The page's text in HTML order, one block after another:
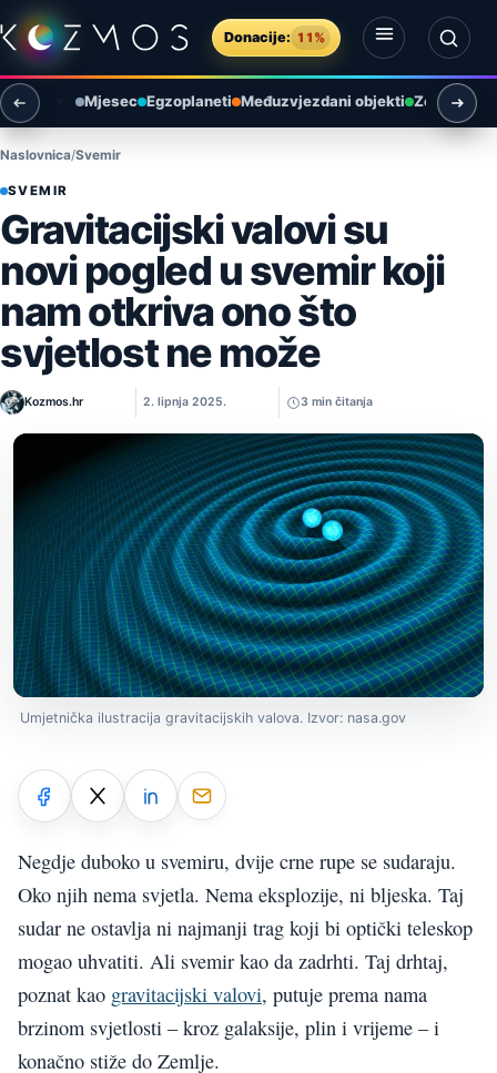
Preskoči na sadržaj
Donacije: 11%
Otvori izbornik
Otvori pretragu
Mjesec Egzoplaneti Međuzvjezdani objekti Zemlja i
Naslovnica Svemir
SVEMIR
Gravitacijski valovi su
novi pogled u svemir koji
nam otkriva ono što
svjetlost ne može
Kozmos.hr 2. lipnja 2025. 3 min čitanja
Umjetnička ilustracija gravitacijskih valova. Izvor: nasa.gov
Negdje duboko u svemiru, dvije crne rupe se sudaraju.
Oko njih nema svjetla. Nema eksplozije, ni bljeska. Taj
sudar ne ostavlja ni najmanji trag koji bi optički teleskop
mogao uhvatiti. Ali svemir kao da zadrhti. Taj drhtaj,
poznat kao gravitacijski valovi, putuje prema nama
brzinom svjetlosti – kroz galaksije, plin i vrijeme – i
konačno stiže do Zemlje.